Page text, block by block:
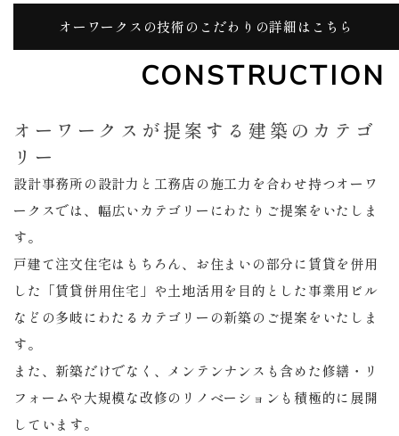
オーワークスの技術のこだわりの詳細はこちら
CONSTRUCTION
オーワークスが提案する建築のカテゴ
リー
設計事務所の設計力と工務店の施工力を合わせ持つオーワ
ークスでは、幅広いカテゴリーにわたりご提案をいたしま
す。
戸建て注文住宅はもちろん、お住まいの部分に賃貸を併用
した「賃貸併用住宅」や土地活用を目的とした事業用ビル
などの多岐にわたるカテゴリーの新築のご提案をいたしま
す。
また、新築だけでなく、メンテンナンスも含めた修繕・リ
フォームや大規模な改修のリノベーションも積極的に展開
しています。